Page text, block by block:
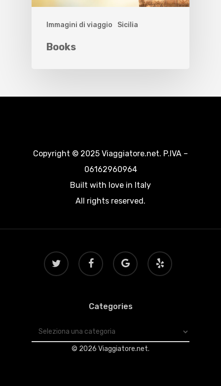
Immagini di viaggio Sicilia
Books
Copyright © 2025 Viaggiatore.net. P.IVA –
06162960964
Built with love in Italy
All rights reserved.
twitter facebook
google-
plus
yelp
Categories
Categories
© 2026 Viaggiatore.net.